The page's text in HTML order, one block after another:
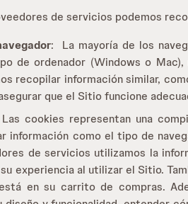
de servicios podemos
: La mayoría de los
de ordenador (Windows o
recopilar información similar,
que el Sitio funcione
cookies representan una
información como el tipo de
de servicios utilizamos la
experiencia al utilizar el Sitio.
en su carrito de compras.